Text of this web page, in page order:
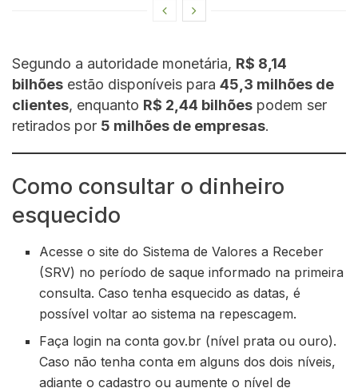
Segundo a autoridade monetária, R$ 8,14
bilhões estão disponíveis para 45,3 milhões de
clientes, enquanto R$ 2,44 bilhões podem ser
retirados por 5 milhões de empresas.
Como consultar o dinheiro
esquecido
Acesse o site do Sistema de Valores a Receber
(SRV) no período de saque informado na primeira
consulta. Caso tenha esquecido as datas, é
possível voltar ao sistema na repescagem.
Faça login na conta gov.br (nível prata ou ouro).
Caso não tenha conta em alguns dos dois níveis,
adiante o cadastro ou aumente o nível de